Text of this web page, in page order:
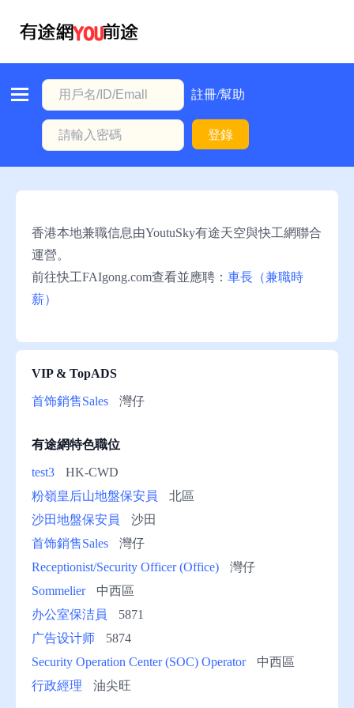
註冊/幫助
登錄
首
本
信
息
註
幫
助
香港本地兼職信息由YoutuSky有途天空與快工網聯合
運營。
前往快工FAIgong.com查看並應聘： 車長（兼職時
薪）
VIP & TopADS
首饰銷售Sales 灣仔
有途網特色職位
test3
HK-CWD
粉嶺皇后山地盤保安員
北區
沙田地盤保安員
沙田
首饰銷售Sales
灣仔
Receptionist/Security Officer (Office)
灣仔
Sommelier
中西區
办公室保洁員
5871
广告设计师
5874
Security Operation Center (SOC) Operator
中西區
行政經理
油尖旺